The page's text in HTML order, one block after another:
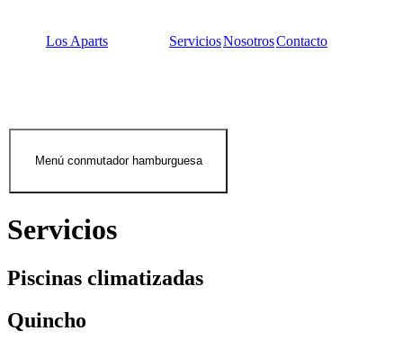
Los Aparts ServiciosNosotrosContacto
Menú conmutador hamburguesa
Servicios
Piscinas climatizadas
Quincho